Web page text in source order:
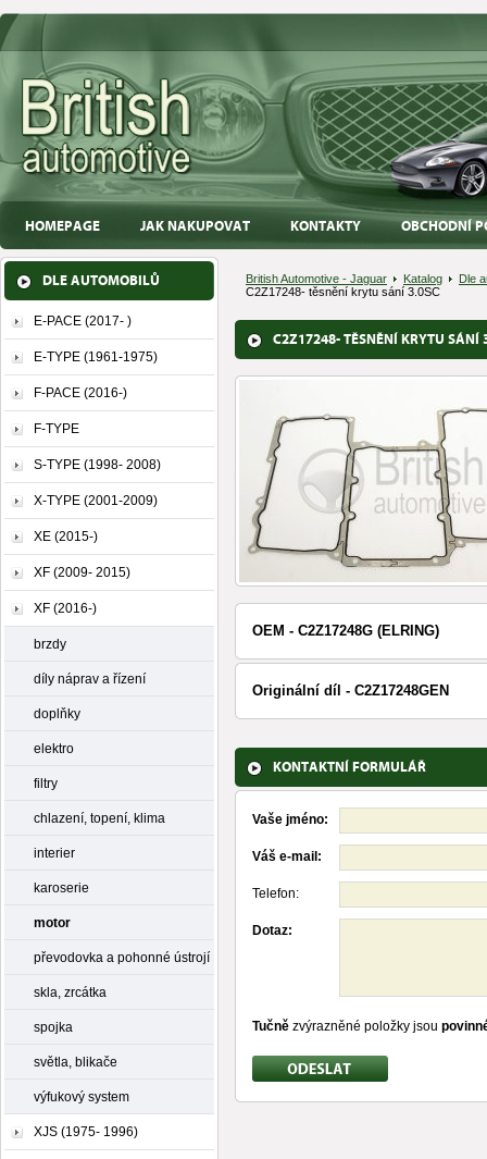
HOMEPAGE JAK NAKUPOVAT KONTAKTY OBCHODNÍ
DLE AUTOMOBILŮ
E-PACE (2017- )
E-TYPE (1961-1975)
F-PACE (2016-)
F-TYPE
S-TYPE (1998- 2008)
X-TYPE (2001-2009)
XE (2015-)
XF (2009- 2015)
XF (2016-)
brzdy
díly náprav a řízení
doplňky
elektro
filtry
chlazení, topení, klima
interier
karoserie
motor
převodovka a pohonné ústrojí
skla, zrcátka
spojka
světla, blikače
výfukový system
XJS (1975- 1996)
British Automotive - Jaguar Katalog
Dle
C2Z17248- těsnění krytu sání 3.0SC
C2Z17248- TĚSNĚNÍ KRYTU SÁNÍ
OEM - C2Z17248G (ELRING)
Originální díl - C2Z17248GEN
KONTAKTNÍ FORMULÁŘ
Vaše jméno:
Váš e-mail:
Telefon:
Dotaz:
Tučně zvýrazněné položky jsou